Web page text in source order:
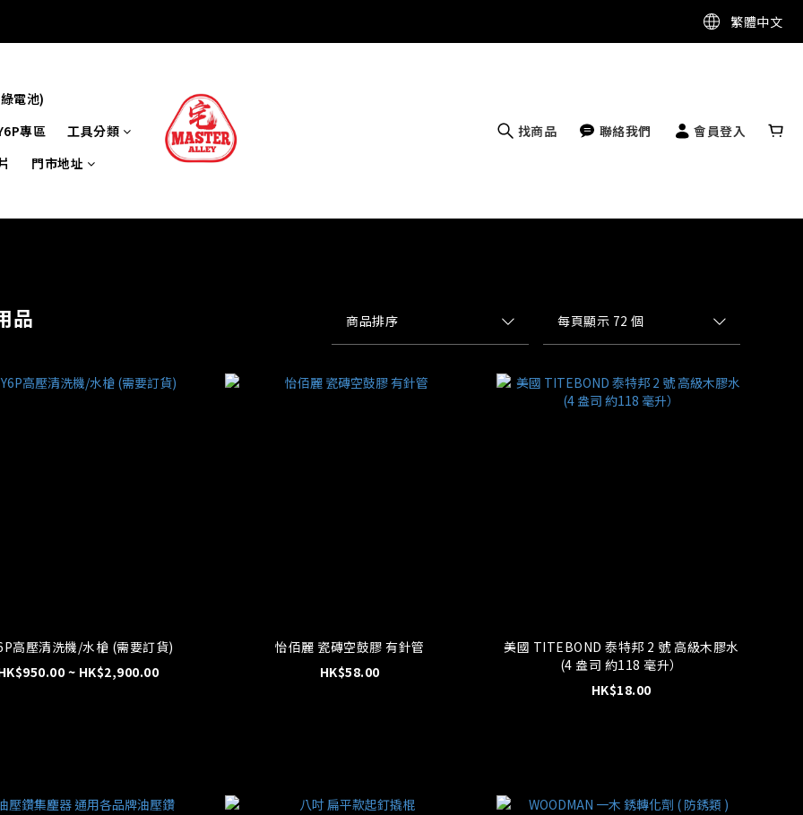
繁體中文
電池)
專區
工具分類
門市地址
找商品 聯絡我們 會員登入
品 商品排序 每頁顯示 72 個
高壓清洗機/水槍 (需要訂貨)
~ HK$2,900.00
怡佰麗 瓷磚空鼓膠 有針管
HK$58.00
美國 TITEBOND 泰特邦 2 號 高級木膠水
(4 盎司 約118 毫升）
HK$18.00